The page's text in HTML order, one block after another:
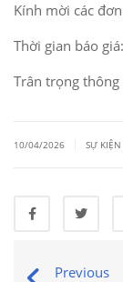
Kính mời các
Thời gian báo giá:
Trân trọng thông
10/04/2026 SỰ KIỆN
Previous